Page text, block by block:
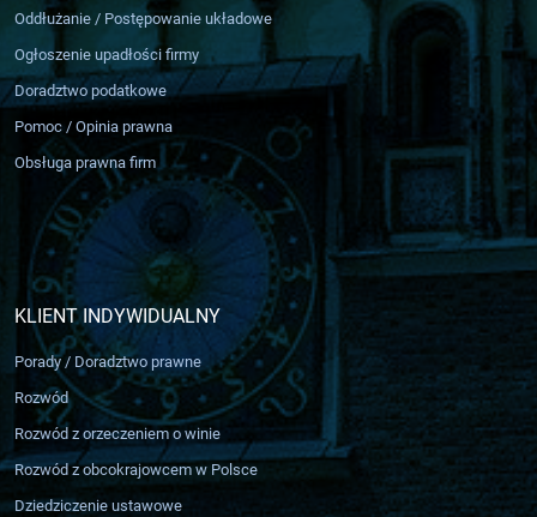
Oddłużanie / Postępowanie układowe
Ogłoszenie upadłości firmy
Doradztwo podatkowe
Pomoc / Opinia prawna
Obsługa prawna firm
KLIENT INDYWIDUALNY
Porady / Doradztwo prawne
Rozwód
Rozwód z orzeczeniem o winie
Rozwód z obcokrajowcem w Polsce
Dziedziczenie ustawowe